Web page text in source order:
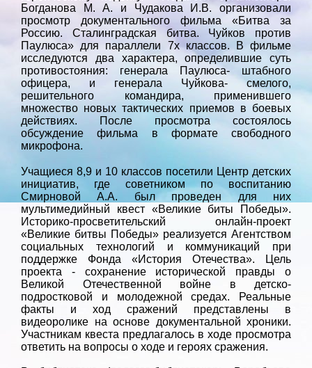
Богданова М. А. и Чудакова И.В. организовали
просмотр документального фильма «Битва за
Россию. Сталинградская битва. Чуйков против
Паулюса» для параллели 7х классов. В фильме
исследуются два характера, определившие суть
противостояния: генерала Паулюса- штабного
офицера, и генерала Чуйкова- смелого,
решительного командира, применившего
множество новых тактических приемов в боевых
действиях. После просмотра состоялось
обсуждение фильма в формате свободного
микрофона.
Учащиеся 8,9 и 10 классов посетили Центр детских
инициатив, где советником по воспитанию
Смирновой А.А. был проведен для них
мультимедийный квест «Великие биты Победы».
Историко-просветительский онлайн-проект
«Великие битвы Победы» реализуется Агентством
социальных технологий и коммуникаций при
поддержке Фонда «История Отечества». Цель
проекта - сохранение исторической правды о
Великой Отечественной войне в детско-
подростковой и молодежной средах. Реальные
факты и ход сражений представлены в
видеоролике на основе документальной хроники.
Участникам квеста предлагалось в ходе просмотра
ответить на вопросы о ходе и героях сражения.